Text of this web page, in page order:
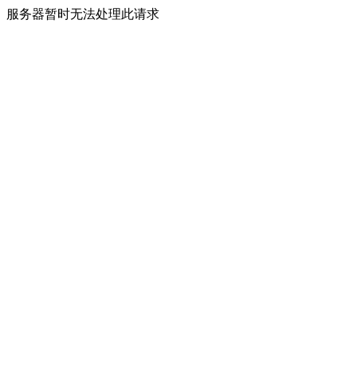
服务器暂时无法处理此请求